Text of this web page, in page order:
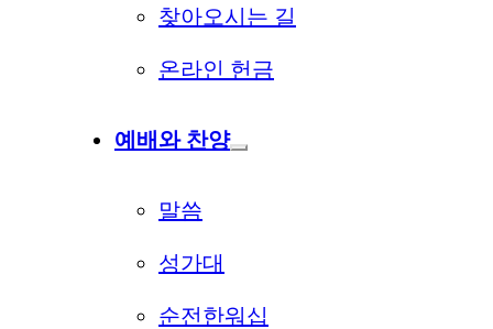
찾아오시는 길
온라인 헌금
예배와 찬양
말씀
성가대
순전한워십